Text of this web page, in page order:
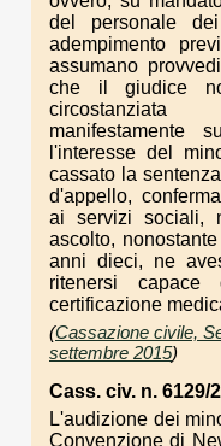
del personale
adempimento
assumano
che il giudice
manifestamente
l'interesse del
cassato la
d'appello,
ai servizi sociali,
ascolto,
anni dieci, ne
ritenersi capace
certificazione
(Cassazione civile,
settembre 2015)
Cass. civ. n. 6129/
L'audizione dei
Convenzione di